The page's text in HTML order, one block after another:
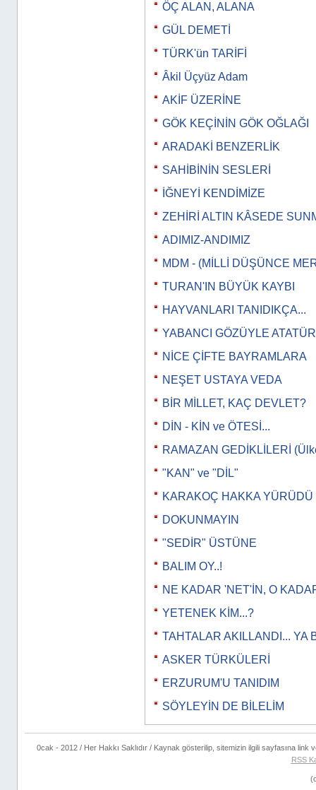
ÖÇ ALAN, ALANA
GÜL DEMETİ
TÜRK'ün TARİFİ
Âkil Üçyüz Adam
AKİF ÜZERİNE
GÖK KEÇİNİN GÖK OĞLAĞI
ARADAKİ BENZERLİK
SAHİBİNİN SESLERİ
İĞNEYİ KENDİMİZE
ZEHİRİ ALTIN KÂSEDE
ADIMIZ-ANDIMIZ
MDM - (MİLLİ DÜŞÜNCE
TURAN'IN BÜYÜK KAYBI
HAYVANLARI TANIDIKÇA...
YABANCI GÖZÜYLE
NİCE ÇİFTE BAYRAMLARA
NEŞET USTAYA VEDA
BİR MİLLET, KAÇ DEVLET?
DİN - KİN ve ÖTESİ...
RAMAZAN GEDİKLİLERİ
"KAN" ve "DİL"
KARAKOÇ HAKKA YÜRÜDÜ
DOKUNMAYIN
"SEDİR" ÜSTÜNE
BALIM OY..!
NE KADAR 'NET'İN, O
YETENEK KİM...?
TAHTALAR AKILLANDI... YA
ASKER TÜRKÜLERİ
ERZURUM'U TANIDIM
SÖYLEYİN DE BİLELİM
0cak - 2012 / Her Hakkı Saklıdır / Kaynak gösterilip, sitemizin ilgili sayfasına link
RSS